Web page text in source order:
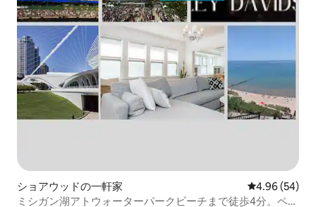
ショアウッドの一軒家 レビュー54
4.96 (54)
ミシガン湖アトウォーターパークビーチまで徒歩4分。ペッ